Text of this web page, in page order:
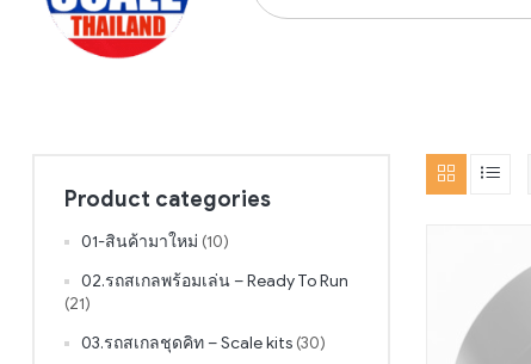
Product categories
01-สินค้ามาใหม่ (10)
02.รถสเกลพร้อมเล่น – Ready To Run
(21)
03.รถสเกลชุดคิท – Scale kits (30)